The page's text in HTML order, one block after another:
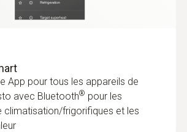
la sonde
App pour tous les appareils de
avec Bluetooth® pour les
climatisation/frigorifiques et les